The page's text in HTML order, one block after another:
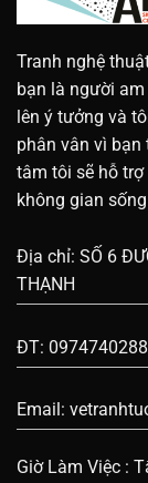
Tranh nghệ
bạn là người
lên ý tưởng và
phân vân vì bạn
tâm tôi sẽ hỗ
không gian
Địa chỉ: SỐ 6
THẠNH
ĐT:
Email:
Giờ Làm Việc :